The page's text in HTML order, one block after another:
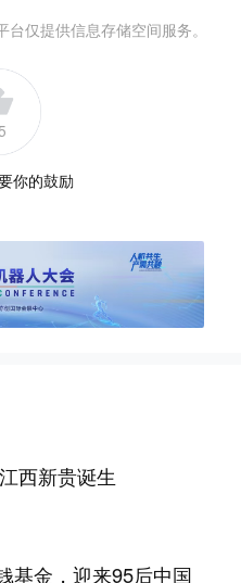
仅提供信息存储空间服务。
你的鼓励
西新贵诞生
基金，迎来95后中国